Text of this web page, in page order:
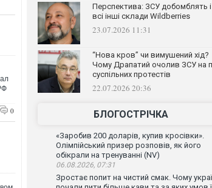
0
Перспектива: ЗСУ добомблять і
всі інші склади Wildberries
23.07.2026 11:31
“Нова кров” чи вимушений хід?
Чому Драпатий очолив ЗСУ на
суспільних протестів
22.07.2026 20:36
БЛОГОСТРІЧКА
«Заробив 200 доларів, купив кросівки».
Олімпійський призер розповів, як його
обікрали на тренуванні (NV)
06.08.2026, 07:31
Зростає попит на чистий смак. Чому